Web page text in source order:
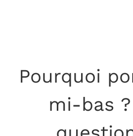
Pourquoi
mi-bas